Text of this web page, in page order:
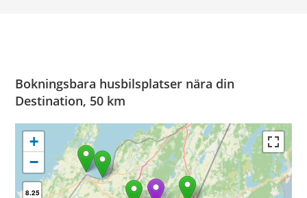
Bokningsbara husbilsplatser nära din
Destination, 50 km
+
−
8.25